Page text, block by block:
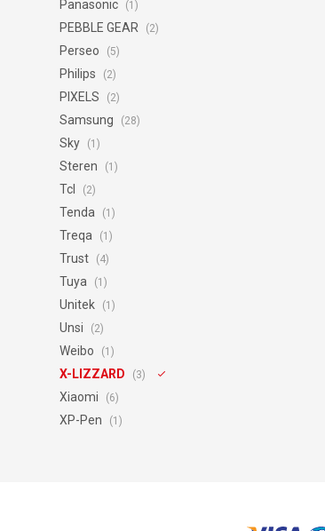
Panasonic (1)
PEBBLE GEAR (2)
Perseo (5)
Philips (2)
PIXELS (2)
Samsung (28)
Sky (1)
Steren (1)
Tcl (2)
Tenda (1)
Treqa (1)
Trust (4)
Tuya (1)
Unitek (1)
Unsi (2)
Weibo (1)
X-LIZZARD (3)
Xiaomi (6)
XP-Pen (1)